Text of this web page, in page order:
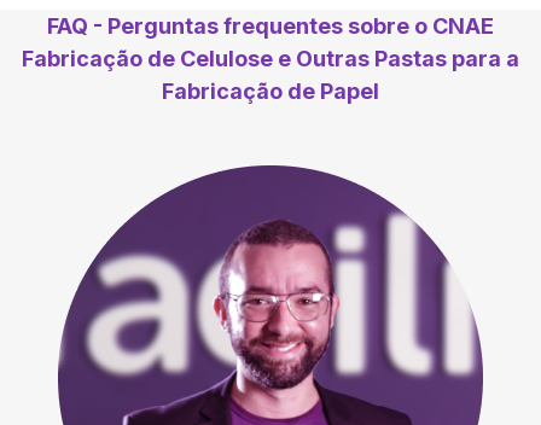
FAQ - Perguntas frequentes sobre o CNAE
Fabricação de Celulose e Outras Pastas para a
Fabricação de Papel